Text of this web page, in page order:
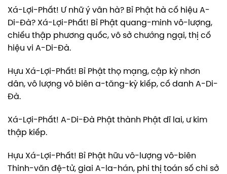
Xá-Lợi-Phất! Ư nhữ ý vân hà? Bỉ Phật hà cố hiệu A-
Di-Đà? Xá-Lợi-Phất! Bỉ Phật quang-minh vô-lượng,
chiếu thập phương quốc, vô sở chướng ngại, thị cố
hiệu vi A-Di-Đà.
Hựu Xá-Lợi-Phất! Bỉ Phật thọ mạng, cập kỳ nhơn
dân, vô lượng vô biên a-tăng-kỳ kiếp, cố danh A-Di-
Đà.
Xá-Lợi-Phất! A-Di-Đà Phật thành Phật dĩ lai, ư kim
thập kiếp.
Hựu Xá-Lợi-Phất! Bỉ Phật hữu vô-lượng vô-biên
Thinh-văn đệ-tử, giai A-la-hán, phi thị toán số chi sở